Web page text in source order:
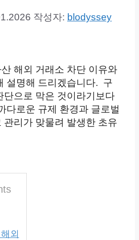
작성자: blodyssey
해외 거래소 차단 이유와
설명해 드리겠습니다. 구
단으로 막은 것이라기보다
다로운 규제 환경과 글로벌
관리가 맞물려 발생한 초유
외